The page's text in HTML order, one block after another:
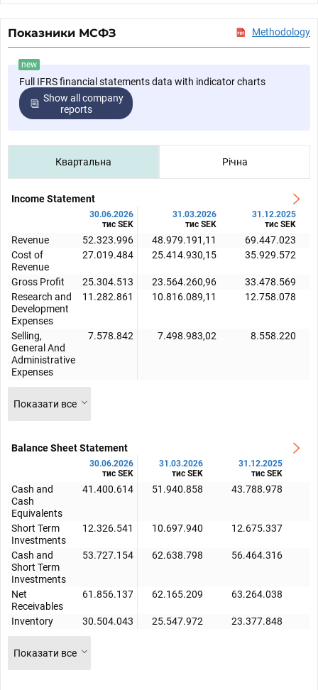
Показники МСФЗ Methodology
new
Full IFRS financial statements data with indicator charts
Show all company
reports
Квартальна Річна
Income Statement
30.06.2026
тис SEK
31.03.2026
тис SEK
31.12.2025
тис SEK
Revenue 52.323.996 48.979.191,11
69.447.023
Cost of
Revenue
27.019.484 25.414.930,15 35.929.572
Gross Profit 25.304.513 23.564.260,96
33.478.569
Research and
Development
Expenses
11.282.861 10.816.089,11 12.758.078
Selling,
General And
Administrative
Expenses
7.578.842 7.498.983,02 8.558.220
Показати все
Balance Sheet Statement
30.06.2026
тис SEK
31.03.2026
тис SEK
31.12.2025
тис SEK
Cash and
Cash
Equivalents
41.400.614 51.940.858 43.788.978
Short Term
Investments
12.326.541 10.697.940 12.675.337
Cash and
Short Term
Investments
53.727.154 62.638.798 56.464.316
Net
Receivables
61.856.137 62.165.209 63.264.038
Inventory 30.504.043 25.547.972 23.377.848
Показати все